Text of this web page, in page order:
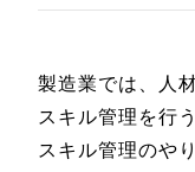
製造業では、人
スキル管理を行
スキル管理のや